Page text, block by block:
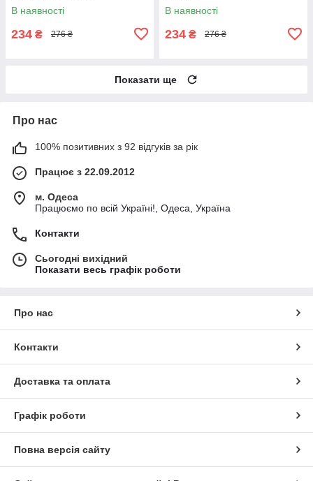
В наявності
234 ₴ 276 ₴
В наявності
234 ₴ 276 ₴
Показати ще
Про нас
100% позитивних з 92 відгуків за рік
Працює з 22.09.2012
м. Одеса
Працюємо по всій Україні!, Одеса, Україна
Контакти
Сьогодні вихідний
Показати весь графік роботи
Про нас
Контакти
Доставка та оплата
Графік роботи
Повна версія сайту